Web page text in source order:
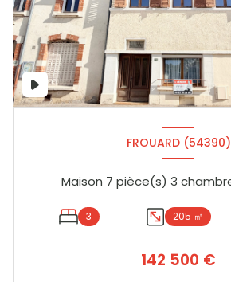
FROUARD (54390)
3 205 ㎡
142 500 €